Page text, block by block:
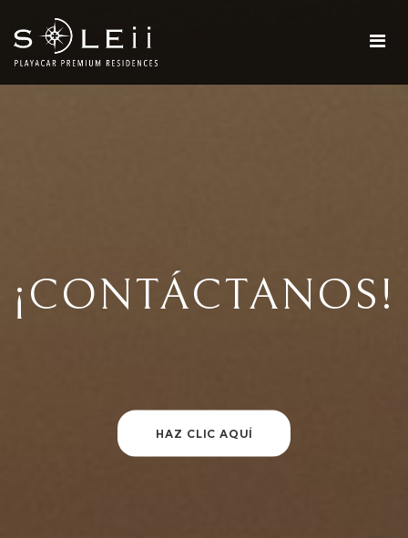
¡CONTÁCTANOS!
HAZ CLIC AQUÍ